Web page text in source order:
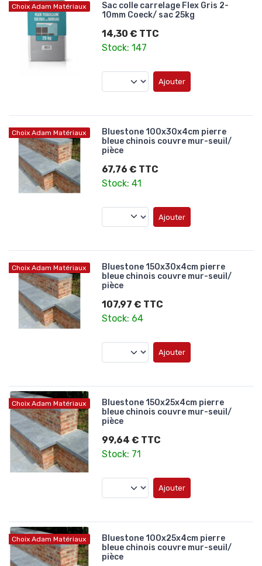
Choix Adam Matériaux
Sac colle carrelage Flex Gris 2-
10mm Coeck/ sac 25kg
14,30 € TTC
Stock: 147
Ajouter
Choix Adam Matériaux
Bluestone 100x30x4cm pierre
bleue chinois couvre mur-seuil/
pièce
67,76 € TTC
Stock: 41
Ajouter
Choix Adam Matériaux
Bluestone 150x30x4cm pierre
bleue chinois couvre mur-seuil/
pièce
107,97 € TTC
Stock: 64
Ajouter
Choix Adam Matériaux
Bluestone 150x25x4cm pierre
bleue chinois couvre mur-seuil/
pièce
99,64 € TTC
Stock: 71
Ajouter
Choix Adam Matériaux
Bluestone 100x25x4cm pierre
bleue chinois couvre mur-seuil/
pièce